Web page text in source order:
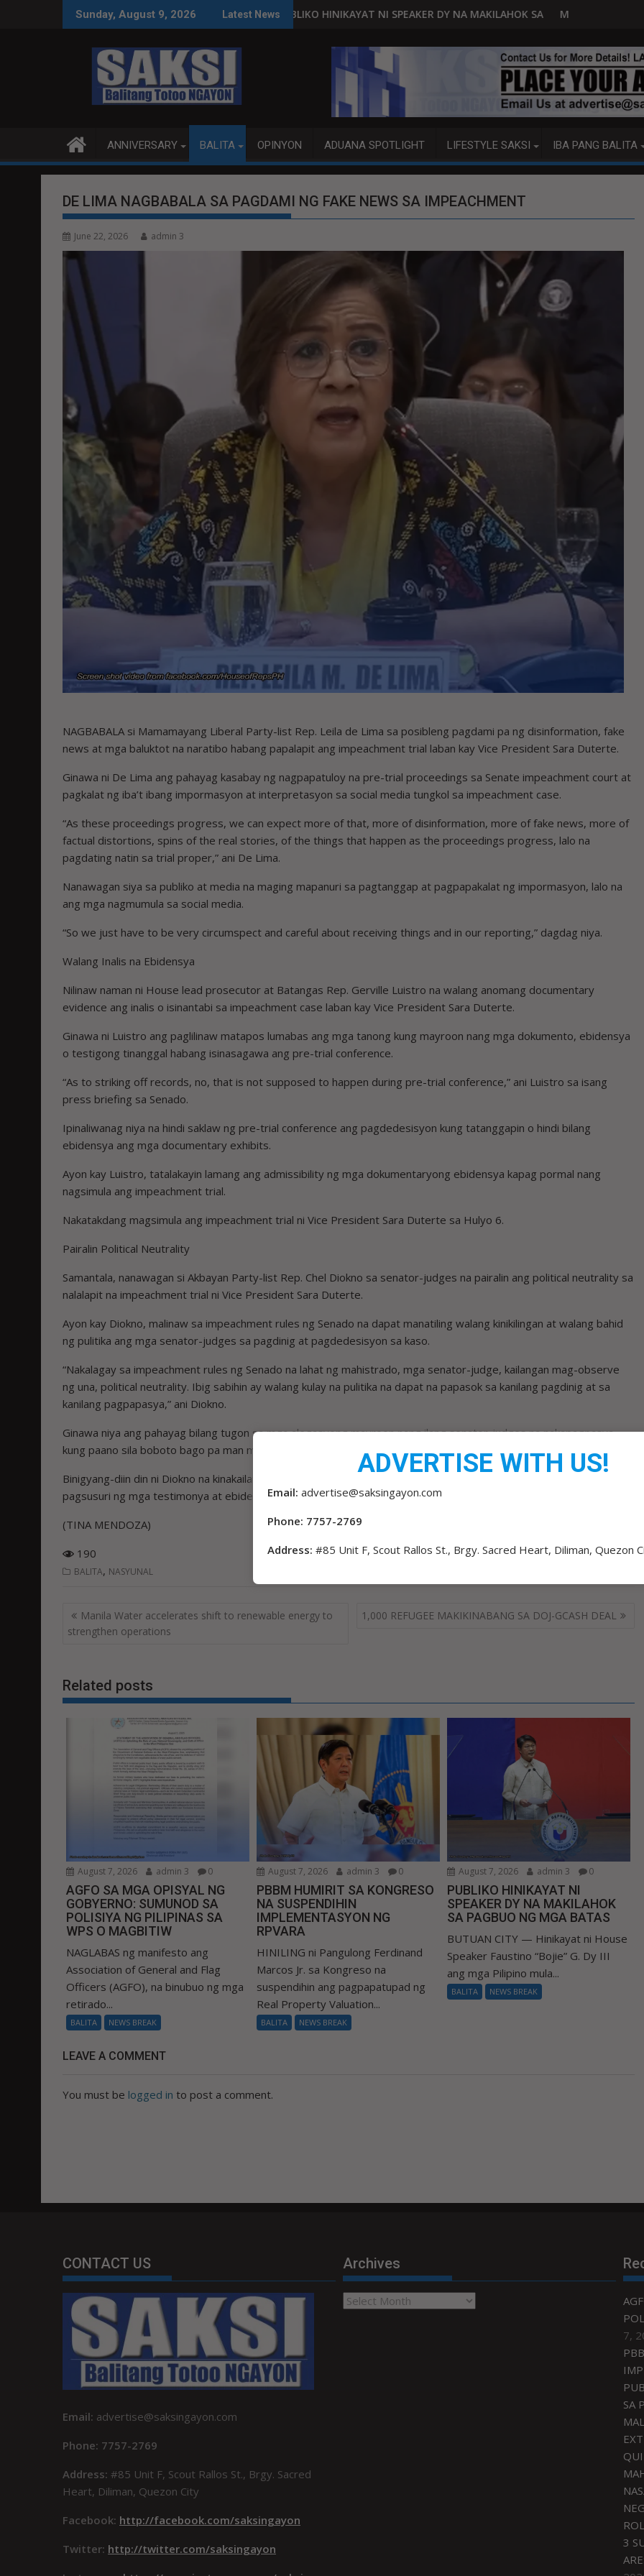
Sunday, August 9, 2026 Latest News
NA SUSPENDIHIN IMPLEMENTASYON NG RPVARAPUBLIKO HINIKAYAT NI SPEAKER DY NA MAKILAHOK SA PAGBUO NG MGA BATAS
MALACAÑANG PINAAARAL NA SA DOJ ANG
ANNIVERSARY BALITA OPINYON ADUANA SPOTLIGHT LIFESTYLE SAKSI IBA PANG BALITA
DE LIMA NAGBABALA SA PAGDAMI NG FAKE NEWS SA IMPEACHMENT
June 22, 2026 admin 3
NAGBABALA si Mamamayang Liberal Party-list Rep. Leila de Lima sa posibleng pagdami pa ng disinformation, fake
news at mga baluktot na naratibo habang papalapit ang impeachment trial laban kay Vice President Sara Duterte.
Ginawa ni De Lima ang pahayag kasabay ng nagpapatuloy na pre-trial proceedings sa Senate impeachment court at
pagkalat ng iba’t ibang impormasyon at interpretasyon sa social media tungkol sa impeachment case.
“As these proceedings progress, we can expect more of that, more of disinformation, more of fake news, more of
factual distortions, spins of the real stories, of the things that happen as the proceedings progress, lalo na
pagdating natin sa trial proper,” ani De Lima.
Nanawagan siya sa publiko at media na maging mapanuri sa pagtanggap at pagpapakalat ng impormasyon, lalo na
ang mga nagmumula sa social media.
“So we just have to be very circumspect and careful about receiving things and in our reporting,” dagdag niya.
Walang Inalis na Ebidensya
Nilinaw naman ni House lead prosecutor at Batangas Rep. Gerville Luistro na walang anomang documentary
evidence ang inalis o isinantabi sa impeachment case laban kay Vice President Sara Duterte.
Ginawa ni Luistro ang paglilinaw matapos lumabas ang mga tanong kung mayroon nang mga dokumento, ebidensya
o testigong tinanggal habang isinasagawa ang pre-trial conference.
“As to striking off records, no, that is not supposed to happen during pre-trial conference,” ani Luistro sa isang
press briefing sa Senado.
Ipinaliwanag niya na hindi saklaw ng pre-trial conference ang pagdedesisyon kung tatanggapin o hindi bilang
ebidensya ang mga documentary exhibits.
Ayon kay Luistro, tatalakayin lamang ang admissibility ng mga dokumentaryong ebidensya kapag pormal nang
nagsimula ang impeachment trial.
Nakatakdang magsimula ang impeachment trial ni Vice President Sara Duterte sa Hulyo 6.
Pairalin Political Neutrality
Samantala, nanawagan si Akbayan Party-list Rep. Chel Diokno sa senator-judges na pairalin ang political neutrality sa
nalalapit na impeachment trial ni Vice President Sara Duterte.
Ayon kay Diokno, malinaw sa impeachment rules ng Senado na dapat manatiling walang kinikilingan at walang bahid
ng pulitika ang mga senator-judges sa pagdinig at pagdedesisyon sa kaso.
“Nakalagay sa impeachment rules ng Senado na lahat ng mahistrado, mga senator-judge, kailangan mag-observe
ng una, political neutrality. Ibig sabihin ay walang kulay na pulitika na dapat na papasok sa kanilang pagdinig at sa
kanilang pagpapasya,” ani Diokno.
Ginawa niya ang pahayag bilang tugon sa mga alegasyong mayroon nang ilang senator-judges na nakapagpasya
kung paano sila boboto bago pa man maiharap ang lahat ng ebidensya.
Binigyang-diin din ni Diokno na kinakailangang manatiling “impartial and objective” ang mga senator-judges sa
pagsusuri ng mga testimonya at ebidensyang ihaharap sa paglilitis.
(TINA MENDOZA)
190
BALITA, NASYUNAL
Post
navigation
Manila Water accelerates shift to renewable energy to
strengthen operations
1,000 REFUGEE MAKIKINABANG SA DOJ-GCASH DEAL
Related posts
August 7, 2026 admin 3 0
AGFO SA MGA OPISYAL NG
GOBYERNO: SUMUNOD SA
POLISIYA NG PILIPINAS SA
WPS O MAGBITIW
NAGLABAS ng manifesto ang
Association of General and Flag
Officers (AGFO), na binubuo ng mga
retirado...
BALITA NEWS BREAK
August 7, 2026 admin 3 0
PBBM HUMIRIT SA KONGRESO
NA SUSPENDIHIN
IMPLEMENTASYON NG
RPVARA
HINILING ni Pangulong Ferdinand
Marcos Jr. sa Kongreso na
suspendihin ang pagpapatupad ng
Real Property Valuation...
BALITA NEWS BREAK
August 7, 2026 admin 3 0
PUBLIKO HINIKAYAT NI
SPEAKER DY NA MAKILAHOK
SA PAGBUO NG MGA BATAS
BUTUAN CITY — Hinikayat ni House
Speaker Faustino “Bojie” G. Dy III
ang mga Pilipino mula...
BALITA NEWS BREAK
LEAVE A COMMENT
You must be logged in to post a comment.
CONTACT US
Email: advertise@saksingayon.com
Phone: 7757-2769
Address: #85 Unit F, Scout Rallos St., Brgy. Sacred
Heart, Diliman, Quezon City
Facebook: http://facebook.com/saksingayon
Twitter: http://twitter.com/saksingayon
Archives
Archives
7,
SA
3
ADVERTISE WITH US!
Email: advertise@saksingayon.com
Phone: 7757-2769
Address: #85 Unit F, Scout Rallos St., Brgy. Sacred Heart, Diliman, Quezon